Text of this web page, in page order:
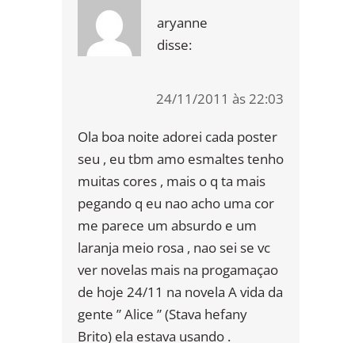
aryanne
disse:
24/11/2011 às 22:03
Ola boa noite adorei cada poster
seu , eu tbm amo esmaltes tenho
muitas cores , mais o q ta mais
pegando q eu nao acho uma cor
me parece um absurdo e um
laranja meio rosa , nao sei se vc
ver novelas mais na progamaçao
de hoje 24/11 na novela A vida da
gente ” Alice ” (Stava hefany
Brito) ela estava usando .